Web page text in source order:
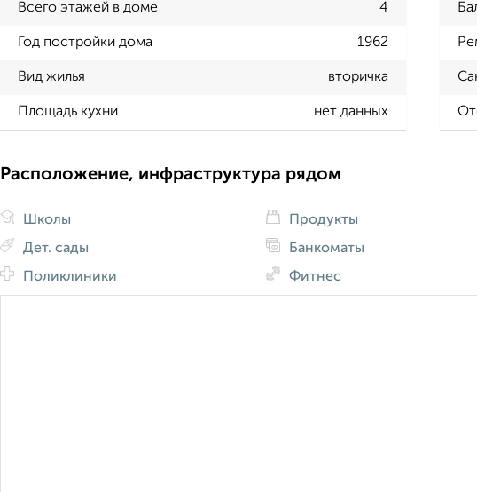
Всего этажей в доме 4
Год постройки дома 1962
Вид жилья вторичка
Площадь кухни нет данных
Расположение, инфраструктура рядом
Школы
Дет. сады
Поликлиники
Продукты
Банкоматы
Фитнес